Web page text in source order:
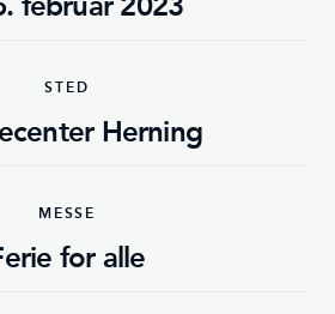
STED
Herning
MESSE
for alle